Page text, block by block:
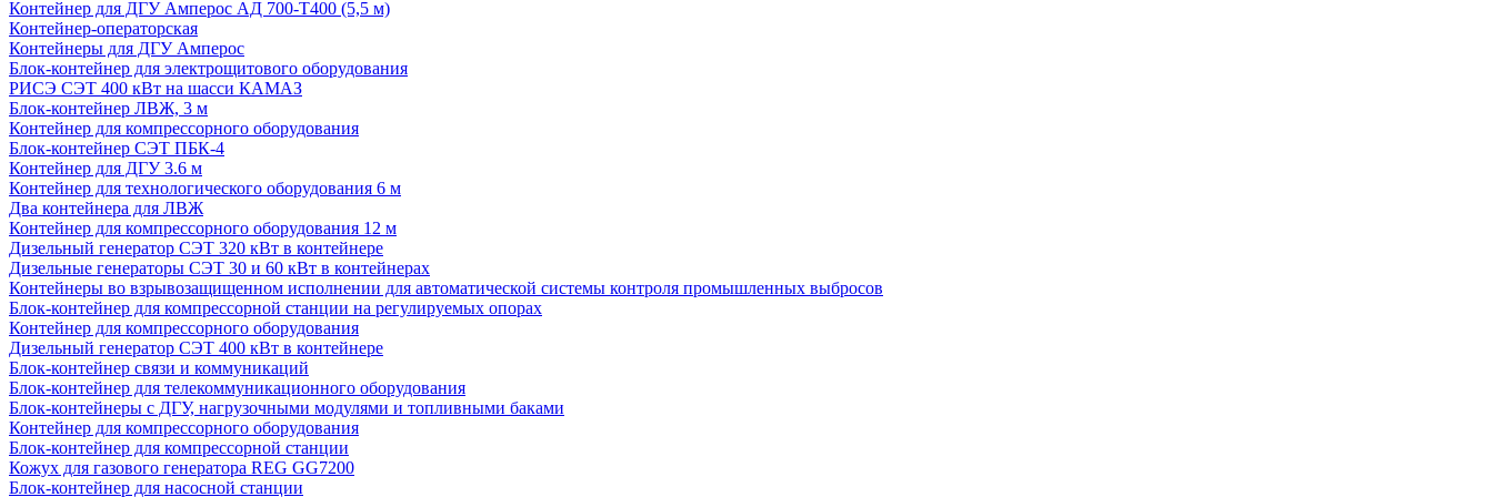
Контейнер для ДГУ Амперос АД 700-Т400 (5,5 м)
Контейнер-операторская
Контейнеры для ДГУ Амперос
Блок-контейнер для электрощитового оборудования
РИСЭ СЭТ 400 кВт на шасси КАМАЗ
Блок-контейнер ЛВЖ, 3 м
Контейнер для компрессорного оборудования
Блок-контейнер СЭТ ПБК-4
Контейнер для ДГУ 3.6 м
Контейнер для технологического оборудования 6 м
Два контейнера для ЛВЖ
Контейнер для компрессорного оборудования 12 м
Дизельный генератор СЭТ 320 кВт в контейнере
Дизельные генераторы СЭТ 30 и 60 кВт в контейнерах
Контейнеры во взрывозащищенном исполнении для автоматической системы контроля промышленных выбросов
Блок-контейнер для компрессорной станции на регулируемых опорах
Контейнер для компрессорного оборудования
Дизельный генератор СЭТ 400 кВт в контейнере
Блок-контейнер связи и коммуникаций
Блок-контейнер для телекоммуникационного оборудования
Блок-контейнеры с ДГУ, нагрузочными модулями и топливными баками
Контейнер для компрессорного оборудования
Блок-контейнер для компрессорной станции
Кожух для газового генератора REG GG7200
Блок-контейнер для насосной станции